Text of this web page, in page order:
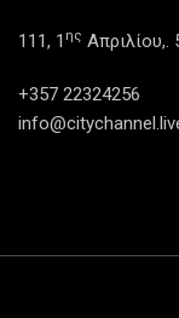
111, 1 ης Απριλίου,.
+357 22324256